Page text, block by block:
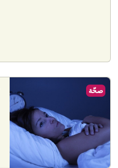
صحّة